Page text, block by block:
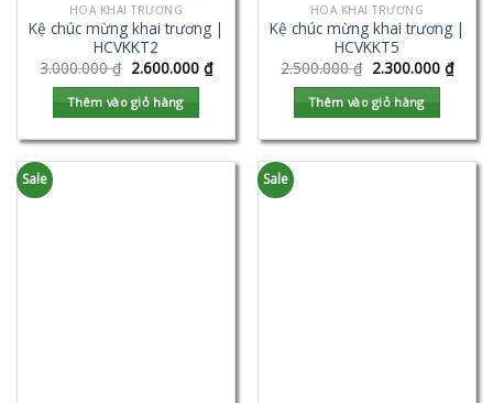
HOA KHAI TRƯƠNG
Kệ chúc mừng khai trương |
HCVKKT2
3.000.000₫ 2.600.000 ₫
Thêm vào giỏ hàng
HOA KHAI TRƯƠNG
Kệ chúc mừng khai trương |
HCVKKT5
2.500.000₫ 2.300.000 ₫
Thêm vào giỏ hàng
Sale Sale